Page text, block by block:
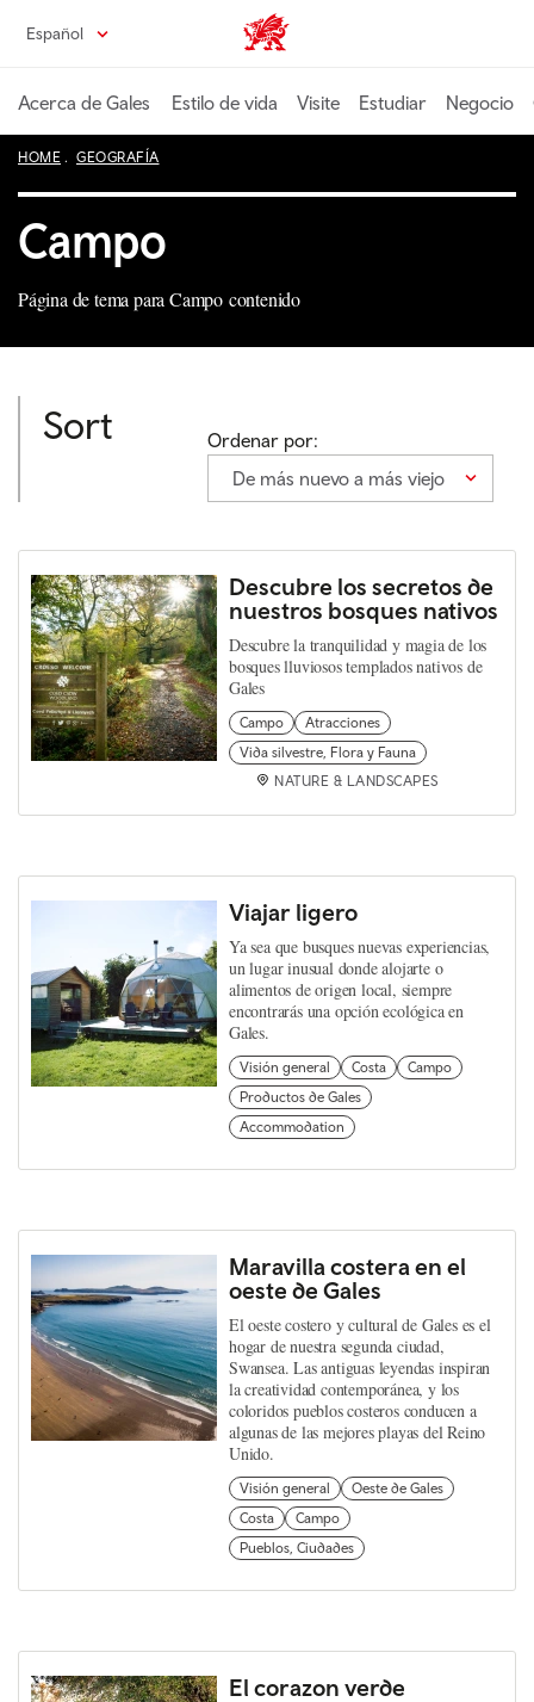
principal
Español Wales home
Acerca de Gales Estilo de vida Visite Estudiar Negocio
HOME GEOGRAFÍA
Campo
Página de tema para Campo contenido
Sort
Ordenar por:
De más nuevo a más viejo
Descubre los secretos de
nuestros bosques nativos
Descubre la tranquilidad y magia de los
bosques lluviosos templados nativos de
Gales
Campo
Atracciones
Vida silvestre, Flora y Fauna
NATURE & LANDSCAPES
Viajar ligero
Ya sea que busques nuevas experiencias,
un lugar inusual donde alojarte o
alimentos de origen local, siempre
encontrarás una opción ecológica en
Gales.
Visión general Costa
Campo
Productos de Gales
Accommodation
Maravilla costera en el
oeste de Gales
El oeste costero y cultural de Gales es el
hogar de nuestra segunda ciudad,
Swansea. Las antiguas leyendas inspiran
la creatividad contemporánea, y los
coloridos pueblos costeros conducen a
algunas de las mejores playas del Reino
Unido.
Visión general
Oeste de Gales
Costa
Campo
Pueblos, Ciudades
El corazon verde